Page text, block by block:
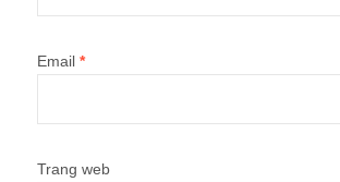
Email *
Trang web